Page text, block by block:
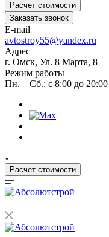
Расчет стоимости
Заказать звонок
E-mail
avtostroy55@yandex.ru
Адрес
г. Омск, Ул. 8 Марта, 8
Режим работы
Пн. – Сб.: с 8:00 до 20:00
Расчет стоимости